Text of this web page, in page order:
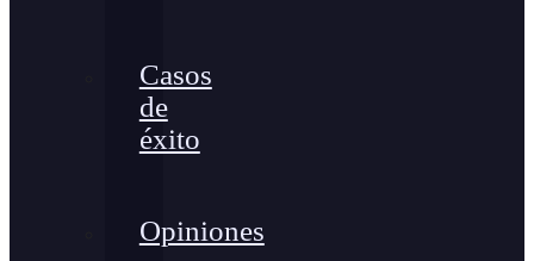
Casos
de
éxito
Opiniones